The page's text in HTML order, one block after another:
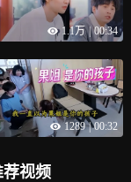
1.1万 | 00:34
1289 | 00:32
荐视频